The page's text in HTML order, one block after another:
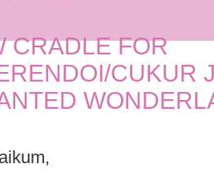
CRADLE FOR
CUKUR